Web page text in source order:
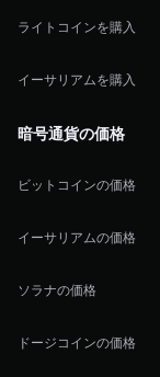
ライトコインを購入
イーサリアムを購入
暗号通貨の価格
ビットコインの価格
イーサリアムの価格
ソラナの価格
ドージコインの価格